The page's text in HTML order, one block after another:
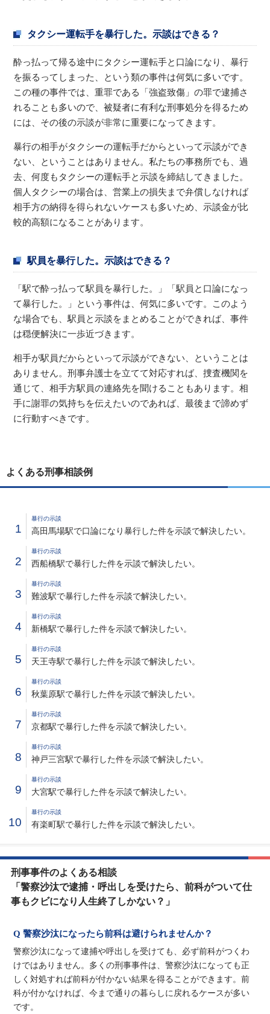
タクシー運転手を暴行した。示談はできる？
酔っ払って帰る途中にタクシー運転手と口論になり、暴行
を振るってしまった、という類の事件は何気に多いです。
この種の事件では、重罪である「強盗致傷」の罪で逮捕さ
れることも多いので、被疑者に有利な刑事処分を得るため
には、その後の示談が非常に重要になってきます。
暴行の相手がタクシーの運転手だからといって示談ができ
ない、ということはありません。私たちの事務所でも、過
去、何度もタクシーの運転手と示談を締結してきました。
個人タクシーの場合は、営業上の損失まで弁償しなければ
相手方の納得を得られないケースも多いため、示談金が比
較的高額になることがあります。
駅員を暴行した。示談はできる？
「駅で酔っ払って駅員を暴行した。」「駅員と口論になっ
て暴行した。」という事件は、何気に多いです。このよう
な場合でも、駅員と示談をまとめることができれば、事件
は穏便解決に一歩近づきます。
相手が駅員だからといって示談ができない、ということは
ありません。刑事弁護士を立てて対応すれば、捜査機関を
通じて、相手方駅員の連絡先を聞けることもあります。相
手に謝罪の気持ちを伝えたいのであれば、最後まで諦めず
に行動すべきです。
よくある刑事相談例
1
暴行の示談
高田馬場駅で口論になり暴行した件を示談で解決したい。
2
暴行の示談
西船橋駅で暴行した件を示談で解決したい。
3
暴行の示談
難波駅で暴行した件を示談で解決したい。
4
暴行の示談
新橋駅で暴行した件を示談で解決したい。
5
暴行の示談
天王寺駅で暴行した件を示談で解決したい。
6
暴行の示談
秋葉原駅で暴行した件を示談で解決したい。
7
暴行の示談
京都駅で暴行した件を示談で解決したい。
8
暴行の示談
神戸三宮駅で暴行した件を示談で解決したい。
9
暴行の示談
大宮駅で暴行した件を示談で解決したい。
10
暴行の示談
有楽町駅で暴行した件を示談で解決したい。
刑事事件のよくある相談
「警察沙汰で逮捕・呼出しを受けたら、前科がついて仕
事もクビになり人生終了しかない？」
Q 警察沙汰になったら前科は避けられませんか？
警察沙汰になって逮捕や呼出しを受けても、必ず前科がつくわ
けではありません。多くの刑事事件は、警察沙汰になっても正
しく対処すれば前科が付かない結果を得ることができます。前
科が付かなければ、今まで通りの暮らしに戻れるケースが多い
です。